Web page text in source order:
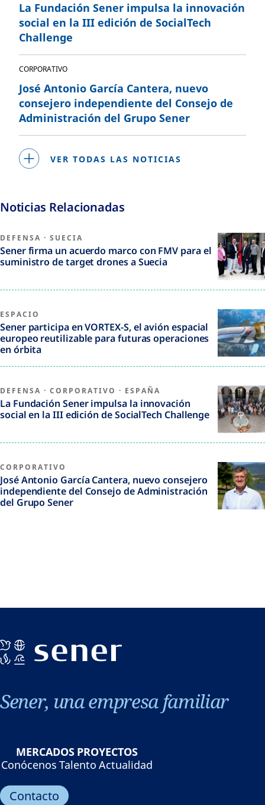
La Fundación Sener impulsa la innovación
social en la III edición de SocialTech
Challenge
CORPORATIVO
José Antonio García Cantera, nuevo
consejero independiente del Consejo de
Administración del Grupo Sener
VER TODAS LAS NOTICIAS
Noticias Relacionadas
DEFENSA · SUECIA
Sener firma un acuerdo marco con FMV para el
suministro de target drones a Suecia
ESPACIO
Sener participa en VORTEX-S, el avión espacial
europeo reutilizable para futuras operaciones
en órbita
DEFENSA · CORPORATIVO · ESPAÑA
La Fundación Sener impulsa la innovación
social en la III edición de SocialTech Challenge
CORPORATIVO
José Antonio García Cantera, nuevo consejero
independiente del Consejo de Administración
del Grupo Sener
Sener, una empresa familiar
MERCADOS PROYECTOS
Conócenos Talento Actualidad
Contacto